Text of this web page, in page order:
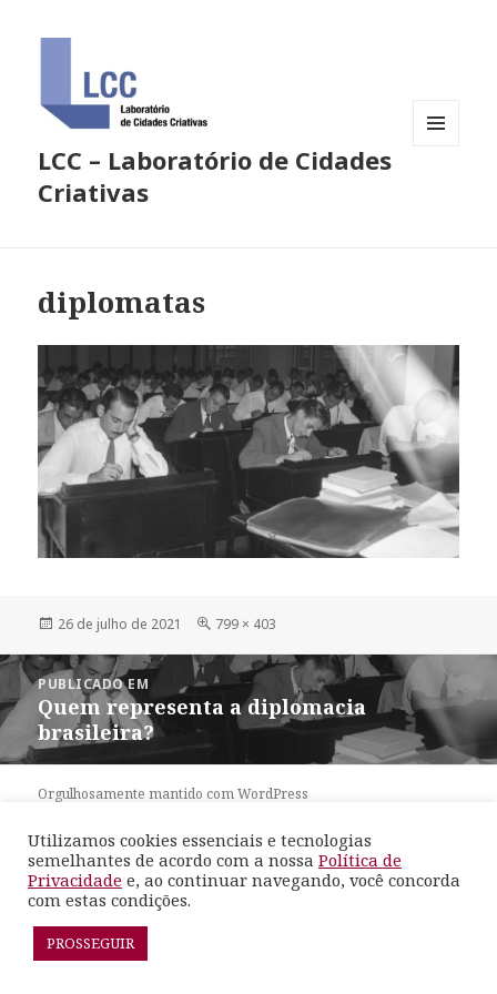
LCC – Laboratório de Cidades
Criativas
diplomatas
Publicado
26 de julho de 2021
Tamanho
799 × 403
Navegação
de
Post
PUBLICADO EM
Quem representa a diplomacia
brasileira?
Orgulhosamente mantido com WordPress
Utilizamos cookies essenciais e tecnologias
semelhantes de acordo com a nossa Política de
Privacidade e, ao continuar navegando, você concorda
com estas condições.
PROSSEGUIR